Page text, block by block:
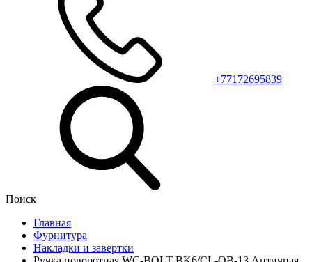
+77172695839
Поиск
Главная
Фурнитура
Накладки и завертки